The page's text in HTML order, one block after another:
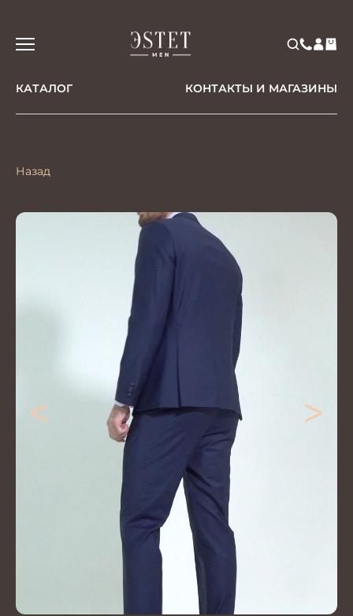
КАТАЛОГ КОНТАКТЫ И МАГАЗИНЫ
Назад
< >